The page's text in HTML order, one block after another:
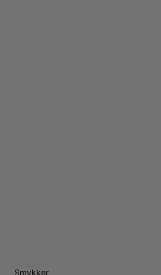
Smykker